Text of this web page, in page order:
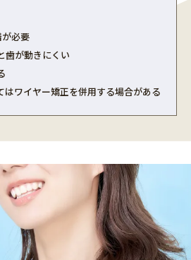
必要
歯が動きにくい
はワイヤー矯正を併用する場合がある